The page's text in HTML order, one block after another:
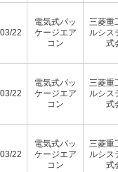
22
電気式パッ
ケージエア
コン
三菱重
ルシス
式
22
電気式パッ
ケージエア
コン
三菱重
ルシス
式
22
電気式パッ
ケージエア
コン
三菱重
ルシス
式